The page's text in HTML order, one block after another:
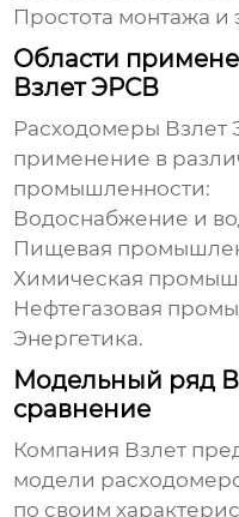
Простота монтажа и
Области
Взлет ЭРСВ
Расходомеры Взлет
применение в
промышленности:
Водоснабжение и
Пищевая
Химическая
Нефтегазовая
Энергетика.
Модельный ряд
сравнение
Компания Взлет
модели
по своим